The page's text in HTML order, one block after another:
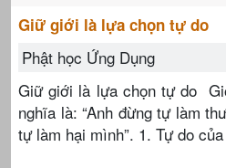
Giữ giới là lựa chọn tự do
Phật học Ứng Dụng
Giữ giới là lựa chọn tự do
nghĩa là: “Anh đừng tự làm
tự làm hại mình”. 1. Tự do